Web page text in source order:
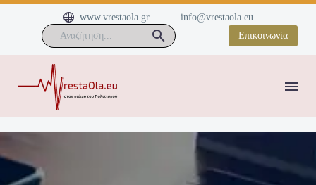

 www.vrestaola.gr
info@vrestaola.eu
Επικοινωνία